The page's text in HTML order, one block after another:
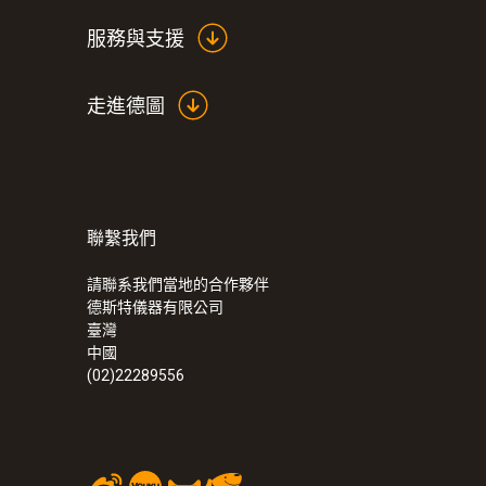
服務與支援
走進德圖
聯繫我們
請聯系我們當地的合作夥伴
德斯特儀器有限公司
臺灣
中國
(02)22289556